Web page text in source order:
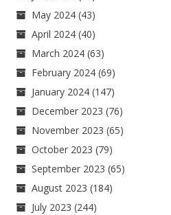
May 2024 (43)
April 2024 (40)
March 2024 (63)
February 2024 (69)
January 2024 (147)
December 2023 (76)
November 2023 (65)
October 2023 (79)
September 2023 (65)
August 2023 (184)
July 2023 (244)